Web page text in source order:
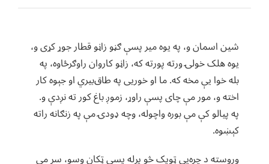
شین اسمان و، په یوه میر پسې ګڼو زاڼو قطار جوړ کړی و،
یوه هلک خولۍ ورته پورته که، زاڼو کاروان راوګرځاوه، په
بله خوا یې مخه که. ما او خوریی په طاق‌بیري او جېوه کار
اخته و، مور مې چای پسې راوړ، زموږ باغ کور ته نږدې و.
په پیالو کې مې بوره واچوله، وچه ډودۍ مې په زنګانه راته
کېښوه.
وروسته د چره‌یي ټوپک څو پرله‌ پسې ټکان وسو، سر مې